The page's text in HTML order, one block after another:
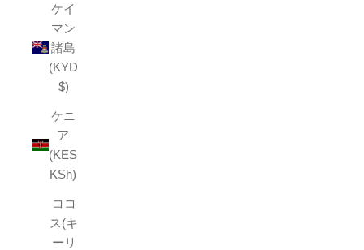
ケイ
マン
諸島
(KYD
$)
ケニ
ア
(KES
KSh)
ココ
ス(キ
ーリ